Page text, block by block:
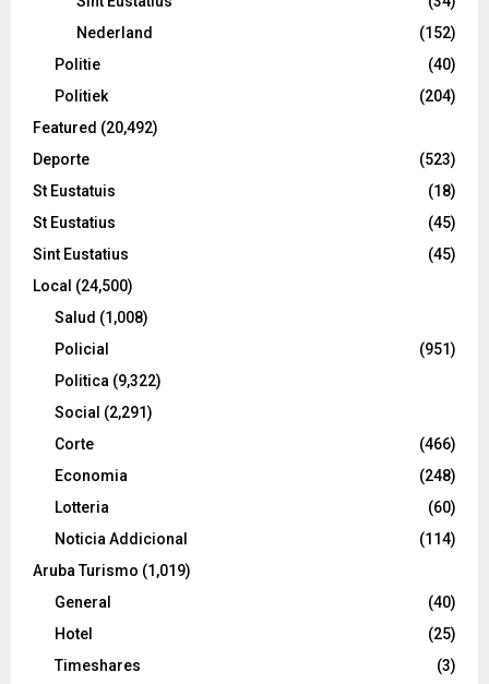
Nederland
(152)
Politie
(40)
Politiek
(204)
Featured (20,492)
Deporte
(523)
St Eustatuis
(18)
St Eustatius
(45)
Sint Eustatius
(45)
Local (24,500)
Salud (1,008)
Policial
(951)
Politica (9,322)
Social (2,291)
Corte
(466)
Economia
(248)
Lotteria
(60)
Noticia Addicional
(114)
Aruba Turismo (1,019)
General
(40)
Hotel
(25)
Timeshares
(3)